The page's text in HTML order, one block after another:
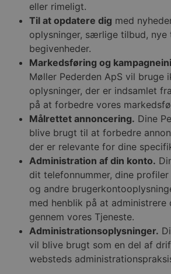
eller rimeligt.
Til at opdatere dig med
oplysninger, særlige tilbud, nye
begivenheder.
Markedsføring og
Møller Pederden ApS vil bruge
oplysninger, der er indsamlet
på at forbedre vores
Målrettet annoncering. Dine
blive brugt til at forbedre
der er relevante for dine
Administration af din konto.
dit telefonnummer, dine
og andre
med henblik på at administrere
gennem vores Tjeneste.
Administrationsoplysninger.
vil blive brugt som en del af
websteds